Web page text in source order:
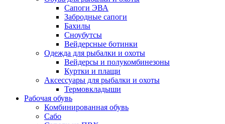
Сапоги ЭВА
Забродные сапоги
Бахилы
Сноубутсы
Вейдерсные ботинки
Одежда для рыбалки и охоты
Вейдерсы и полукомбинезоны
Куртки и плащи
Аксессуары для рыбалки и охоты
Термовкладыши
Рабочая обувь
Комбинированная обувь
Сабо